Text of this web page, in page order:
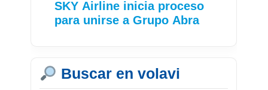
SKY Airline inicia proceso
para unirse a Grupo Abra
Buscar en volavi